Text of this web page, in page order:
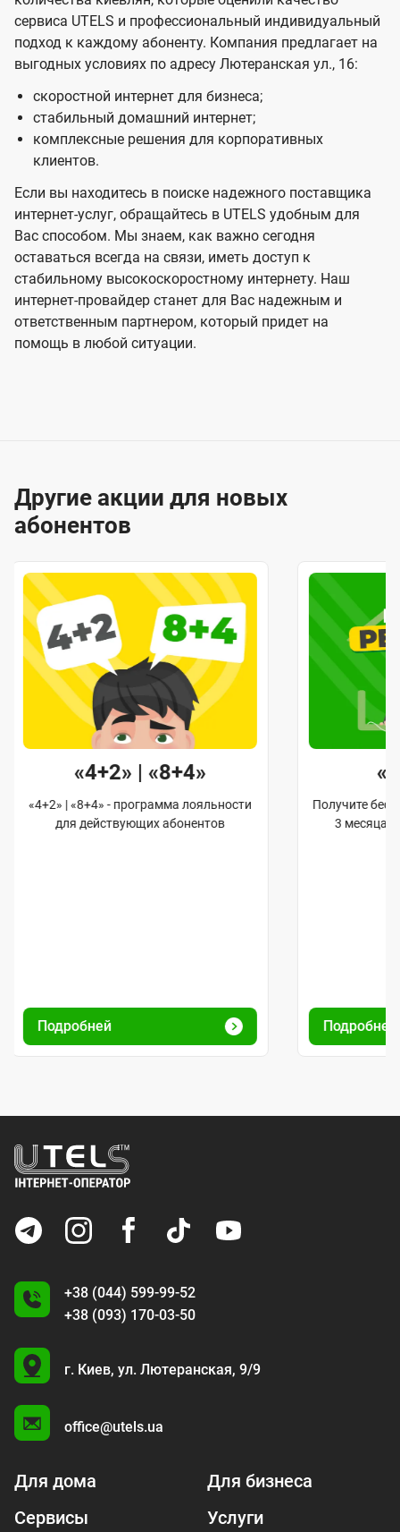
сервиса UTELS и профессиональный индивидуальный
подход к каждому абоненту. Компания предлагает на
выгодных условиях по адресу Лютеранская ул., 16:
скоростной интернет для бизнеса;
стабильный домашний интернет;
комплексные решения для корпоративных
клиентов.
Если вы находитесь в поиске надежного поставщика
интернет-услуг, обращайтесь в UTELS удобным для
Вас способом. Мы знаем, как важно сегодня
оставаться всегда на связи, иметь доступ к
стабильному высокоскоростному интернету. Наш
интернет-провайдер станет для Вас надежным и
ответственным партнером, который придет на
помощь в любой ситуации.
Другие акции для новых
абонентов
«4+2» | «8+4»
«4+2» | «8+4» - программа лояльности
для действующих абонентов
Подробней
Получите
3 месяца
Подробней
+38 (044) 599-99-52
+38 (093) 170-03-50
U
г. Киев, ул. Лютеранская, 9/9
office@utels.ua
Для дома
Для бизнеса
Сервисы
Услуги